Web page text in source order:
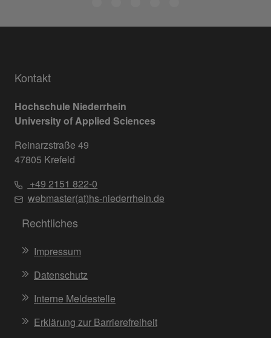
Kontakt
Hochschule Niederrhein
University of Applied Sciences
Reinarzstraße 49
47805 Krefeld
+49 2151 822-0
webmaster(at)hs-niederrhein.de
Rechtliches
Impressum
Datenschutz
Interne Meldestelle
Erklärung zur Barrierefreiheit